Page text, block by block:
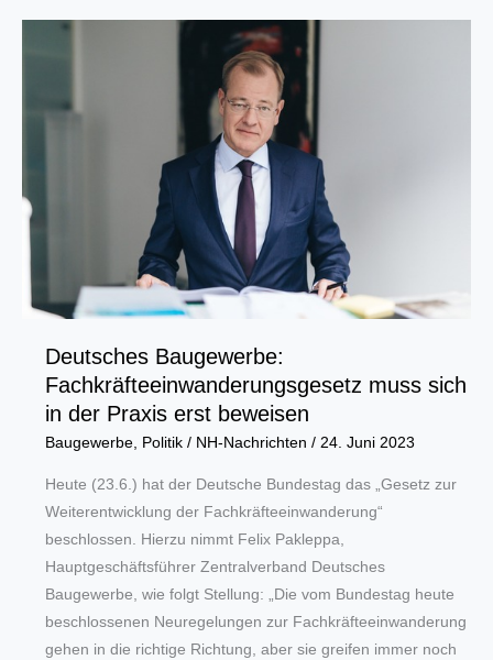
aus
Ruhr
Mittelständlern
Deutsches Baugewerbe:
Fachkräfteeinwanderungsgesetz muss sich
in der Praxis erst beweisen
Baugewerbe, Politik/ NH-Nachrichten / 24. Juni 2023
Heute (23.6.) hat der Deutsche Bundestag das „Gesetz zur
Weiterentwicklung der Fachkräfteeinwanderung“
beschlossen. Hierzu nimmt Felix Pakleppa,
Hauptgeschäftsführer Zentralverband Deutsches
Baugewerbe, wie folgt Stellung: „Die vom Bundestag heute
beschlossenen Neuregelungen zur Fachkräfteeinwanderung
gehen in die richtige Richtung, aber sie greifen immer noch